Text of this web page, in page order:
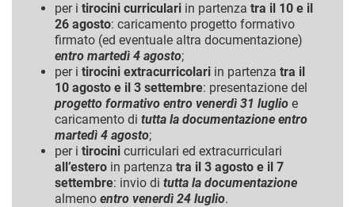
per i tirocini curriculari in partenza tra il 10 e il
26 agosto: caricamento progetto formativo
firmato (ed eventuale altra documentazione)
entro martedì 4 agosto;
per i tirocini extracurricolari in partenza tra il
10 agosto e il 3 settembre: presentazione del
progetto formativo entro venerdì 31 luglio e
caricamento di tutta la documentazione entro
martedì 4 agosto;
per i tirocini curriculari ed extracurriculari
all’estero in partenza tra il 3 agosto e il 7
settembre: invio di tutta la documentazione
almeno entro venerdì 24 luglio.